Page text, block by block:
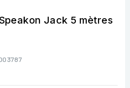
Jack 5 mètres